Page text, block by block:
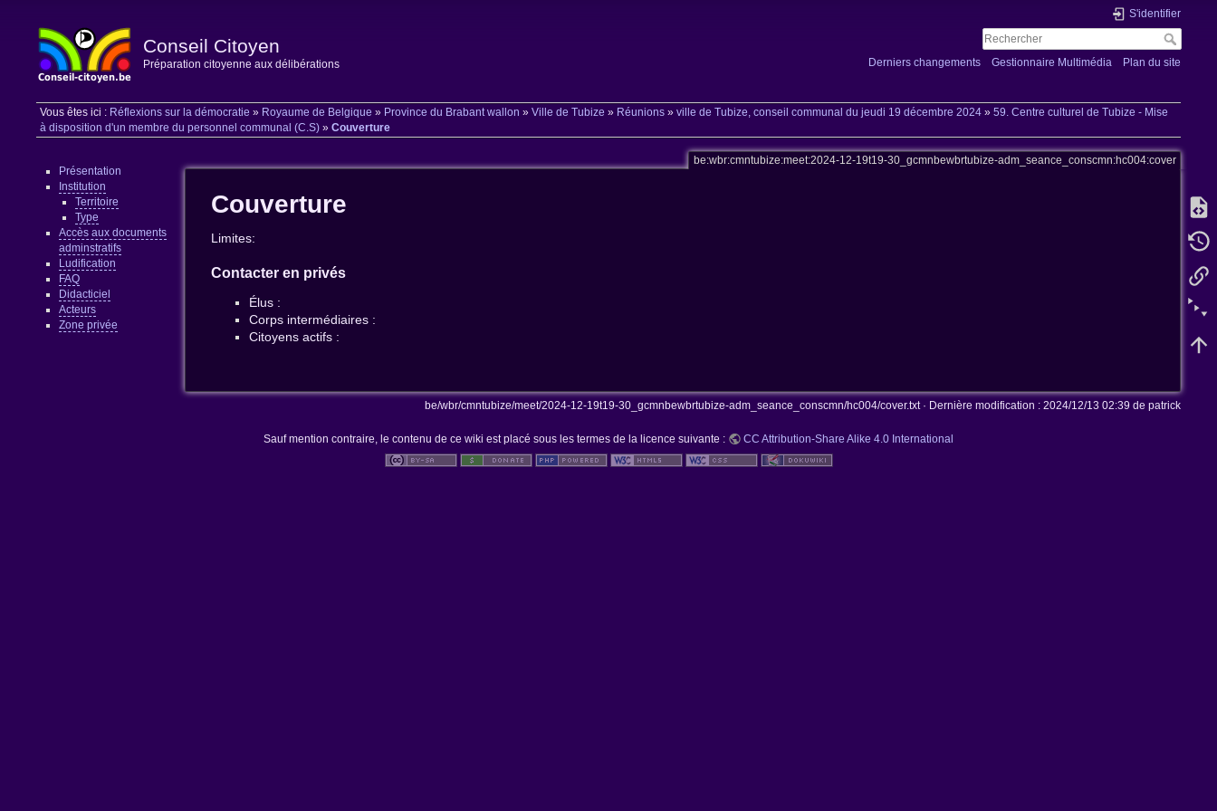
Conseil Citoyen
Préparation citoyenne aux délibérations
S'identifier
Derniers changements Gestionnaire Multimédia Plan du site
Vous êtes ici : Réflexions sur la démocratie » Royaume de Belgique » Province du Brabant wallon »Ville de Tubize » Réunions »ville de Tubize, conseil communal du jeudi 19 décembre 2024 »59. Centre culturel de Tubize - Mise
à disposition d'un membre du personnel communal (C.S) »Couverture
Présentation
Institution
Territoire
Type
Accès aux documents
adminstratifs
Ludification
FAQ
Didacticiel
Acteurs
Zone privée
be:wbr:cmntubize:meet:2024-12-19t19-30_gcmnbewbrtubize-adm_seance_conscmn:hc004:cover
Couverture
Limites:
Contacter en privés
Élus :
Corps intermédiaires :
Citoyens actifs :
be/wbr/cmntubize/meet/2024-12-19t19-30_gcmnbewbrtubize-adm_seance_conscmn/hc004/cover.txt· Dernière modification : 2024/12/13 02:39 de patrick
Sauf mention contraire, le contenu de ce wiki est placé sous les termes de la licence suivante : CC Attribution-Share Alike 4.0 International